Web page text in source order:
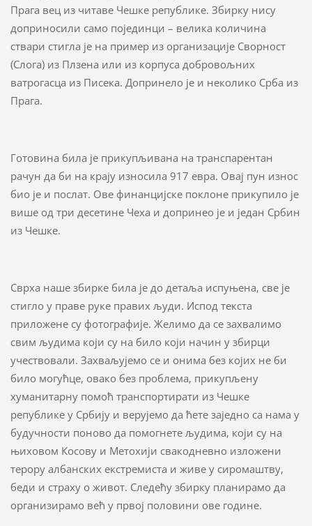
Прага вец из читаве Чешке републике. Збирку нису
доприносили само појединци – велика количина
ствари стигла је на пример из организације Сворност
(Слога) из Плзена или из корпуса добровољних
ватрогасца из Писека. Допринело је и неколико Срба из
Прага.
Готовина била је прикупљивана на транспарентан
рачун да би на крају износила 917 евра. Овај пун износ
био је и послат. Ове финанцијске поклоне прикупило је
више од три десетине Чеха и допринео је и један Србин
из Чешке.
Сврха наше збирке била је до детаља испуњена, све је
стигло у праве руке правих људи. Испод текста
приложене су фотографије. Желимо да се захвалимо
свим људима који су на било који начин у збирци
учествовали. Захваљујемо се и онима без којих не би
било могућце, овако без проблема, прикупљену
хуманитарну помоћ транспортирати из Чешке
републике у Србију и верујемо да ћете заједно са нама у
будучности поново да помогнете људима, који су на
њиховом Косову и Метохији свакодневно изложени
терору албанских екстремиста и живе у сиромаштву,
беди и страху о живот. Следећу збирку планирамо да
организирамо већ у првој половини ове године.